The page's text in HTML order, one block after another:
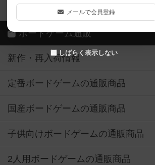
メールで会員登録
しばらく表示しない
ボドゲーマご利用案内
ボードゲーム通販
新作・再入荷情報
定番ボードゲームの通販商品
国産ボードゲームの通販商品
子供向けボードゲームの通販商品
2人用ボードゲームの通販商品